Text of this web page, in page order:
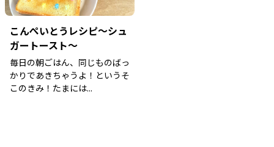
こんぺいとうレシピ～シュ
ガートースト～
毎日の朝ごはん、同じものばっ
かりであきちゃうよ！というそ
このきみ！たまには...